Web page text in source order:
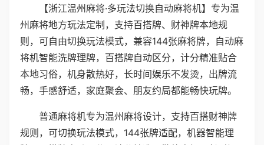
【浙江温州麻将·多玩法切换自动麻将机】专为温
州麻将地方玩法定制，支持百搭牌、财神牌本地规
则，可自由切换玩法模式，兼容144张麻将牌，自动麻
将机智能洗牌理牌，百搭牌自动区分，计分精准贴合
本地习俗，机身散热好，长时间娱乐不发烫，出牌流
畅，手感舒适，家庭聚会、朋友约局都能畅快玩牌。
普通麻将机专为温州麻将设计，支持百搭财神牌
规则，可切换玩法模式，144张牌适配，机器智能理